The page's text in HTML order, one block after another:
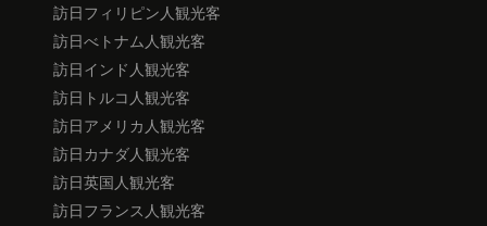
訪日フィリピン人観光客
訪日べトナム人観光客
訪日インド人観光客
訪日トルコ人観光客
訪日アメリカ人観光客
訪日カナダ人観光客
訪日英国人観光客
訪日フランス人観光客